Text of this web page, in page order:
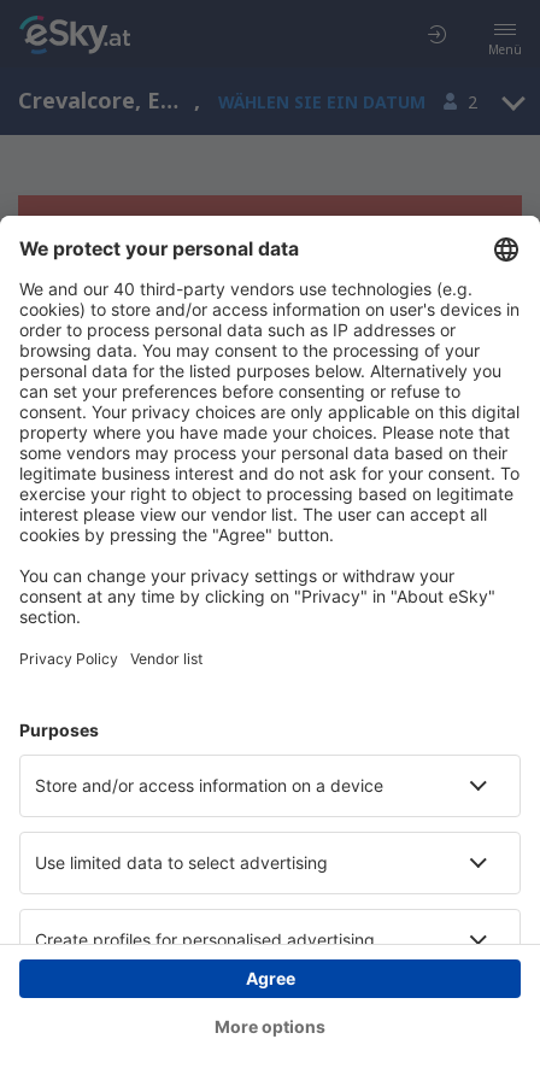
Menü
Crevalcore, Emilia-Romagna, Italien , WÄHLEN SIE EIN DATUM 2
Es tut uns leid, wir können keine
Ergebnisse aufzeigen
Bitte starten Sie Ihre Suche erneut mit anderen Suchkriterien.
Copyright © eSky.at. Alle Rechte vorbehalten.